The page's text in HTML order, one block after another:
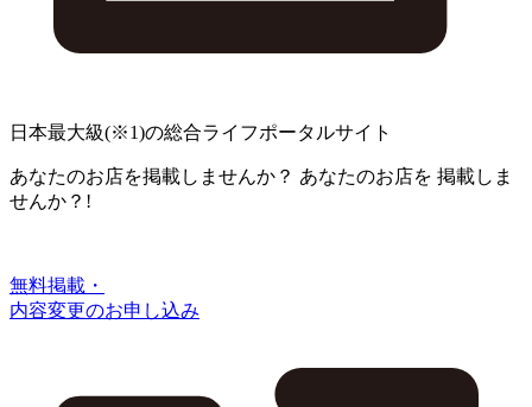
日本最大級(※1)の総合ライフポータルサイト
あなたのお店を掲載しませんか？ あなたのお店を 掲載しま
せんか？!
無料掲載・
内容変更のお申し込み